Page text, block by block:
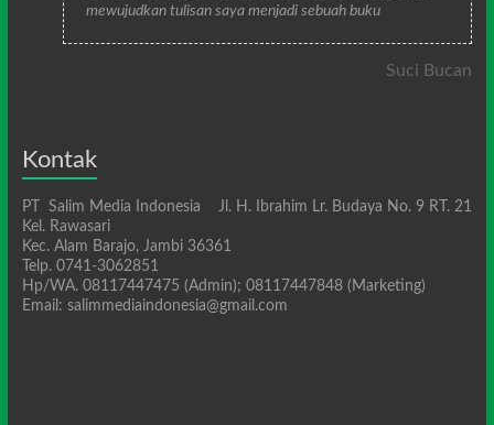
mewujudkan tulisan saya menjadi sebuah buku
Suci Bucan
Kontak
PT Salim Media Indonesia Jl. H. Ibrahim Lr. Budaya No. 9 RT. 21
Kel. Rawasari
Kec. Alam Barajo, Jambi 36361
Telp. 0741-3062851
Hp/WA. 08117447475 (Admin); 08117447848 (Marketing)
Email: salimmediaindonesia@gmail.com